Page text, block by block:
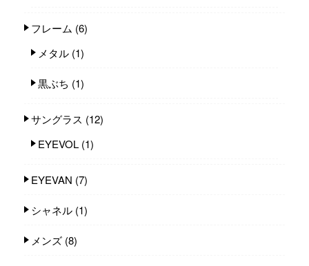
フレーム (6)
メタル (1)
黒ぶち (1)
サングラス (12)
EYEVOL (1)
EYEVAN (7)
シャネル (1)
メンズ (8)